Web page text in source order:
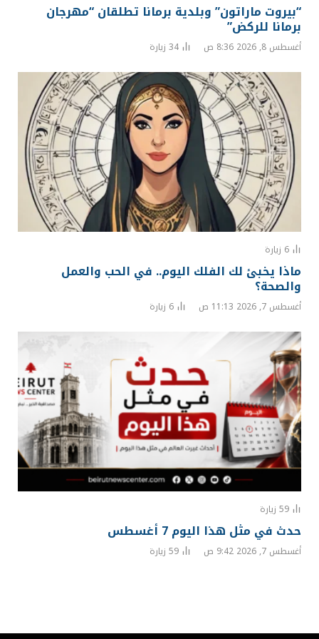
“بيروت ماراتون” وبلدية برمانا تطلقان “مهرجان
برمانا للركض”
أغسطس 8, 2026 8:36 ص 34 زيارة
6 زيارة
ماذا يخبئ لك الفلك اليوم.. في الحب والعمل
والصحة؟
أغسطس 7, 2026 11:13 ص 6 زيارة
59 زيارة
حدث في مثل هذا اليوم 7 أغسطس
أغسطس 7, 2026 9:42 ص 59 زيارة